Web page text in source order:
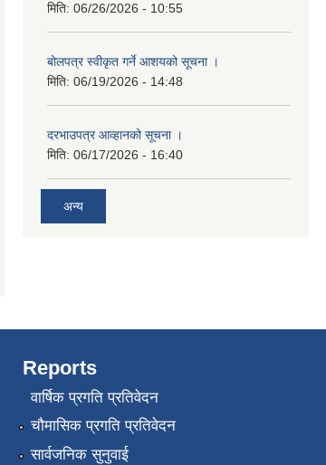
मिति: 06/26/2026 - 10:55
बोलपत्र स्वीकृत गर्ने आशयको सूचना ।
मिति: 06/19/2026 - 14:48
दरभाउपत्र आव्हानको सूचना ।
मिति: 06/17/2026 - 16:40
अन्य
Reports
वार्षिक प्रगति प्रतिवेदन
चौमासिक प्रगति प्रतिवेदन
सार्वजनिक सुनुवाई